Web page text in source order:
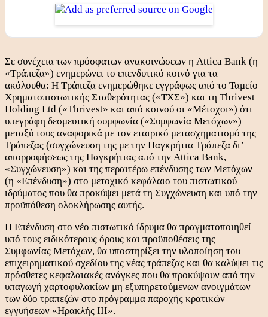
Σε συνέχεια των πρόσφατων ανακοινώσεων η Attica Bank (η
«Τράπεζα») ενημερώνει το επενδυτικό κοινό για τα
ακόλουθα: Η Τράπεζα ενημερώθηκε εγγράφως από το Ταμείο
Χρηματοπιστωτικής Σταθερότητας («ΤΧΣ») και τη Thrivest
Holding Ltd («Τhrivest» και από κοινού οι «Μέτοχοι») ότι
υπεγράφη δεσμευτική συμφωνία («Συμφωνία Μετόχων»)
μεταξύ τους αναφορικά με τον εταιρικό μετασχηματισμό της
Tράπεζας (συγχώνευση της με την Παγκρήτια Τράπεζα δι’
απορροφήσεως της Παγκρήτιας από την Attica Bank,
«Συγχώνευση») και της περαιτέρω επένδυσης των Μετόχων
(η «Επένδυση») στο μετοχικό κεφάλαιο του πιστωτικού
ιδρύματος που θα προκύψει μετά τη Συγχώνευση και υπό την
προϋπόθεση ολοκλήρωσης αυτής.
Η Επένδυση στο νέο πιστωτικό ίδρυμα θα πραγματοποιηθεί
υπό τους ειδικότερους όρους και προϋποθέσεις της
Συμφωνίας Μετόχων, θα υποστηρίξει την υλοποίηση του
επιχειρηματικού σχεδίου της νέας τράπεζας και θα καλύψει τις
πρόσθετες κεφαλαιακές ανάγκες που θα προκύψουν από την
υπαγωγή χαρτοφυλακίων μη εξυπηρετούμενων ανοιγμάτων
των δύο τραπεζών στο πρόγραμμα παροχής κρατικών
εγγυήσεων «Ηρακλής ΙΙΙ».